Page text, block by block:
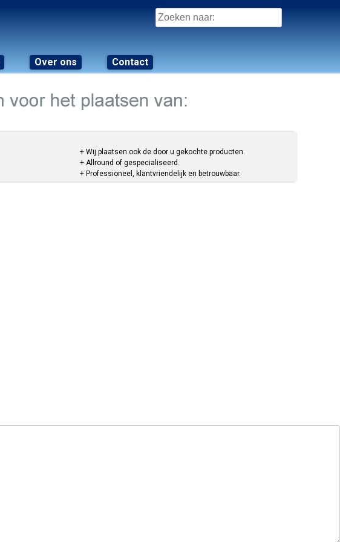
Zoeken
naar:
Over ons Contact
+ Wij plaatsen ook de door u gekochte producten.
+ Allround of gespecialiseerd.
+ Professioneel, klantvriendelijk en betrouwbaar.